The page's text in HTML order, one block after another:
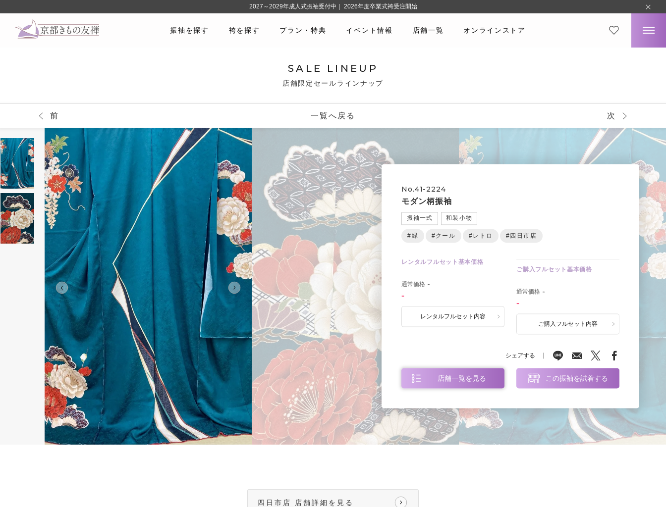
振袖を探す 袴を探す プラン・特典 イベント情報 店舗一覧 オンラインストア
SALE LINEUP
店舗限定セールラインナップ
前 一覧へ戻る 次
No.41-2224
モダン柄振袖
振袖一式 和装小物
#緑 #クール #レトロ #四日市店
レンタルフルセット基本価格
通常価格 -
-
レンタルフルセット内容
ご購入フルセット基本価格
通常価格 -
-
ご購入フルセット内容
シェアする
店舗一覧を見る この振袖を試着する
四日市店 店舗詳細を見る
2027～2029年成人式振袖受付中｜ 2026年度卒業式袴受注開始